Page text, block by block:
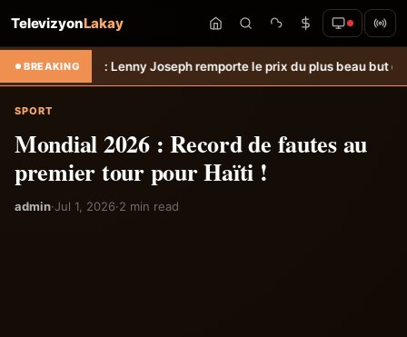
TelevizyonLakay
BREAKING
Hongrie: Lenny Joseph remporte le prix du plus beau but du mois
SPORT
Mondial 2026 : Record de fautes au
premier tour pour Haïti !
admin·Jul 1, 2026·2 min read